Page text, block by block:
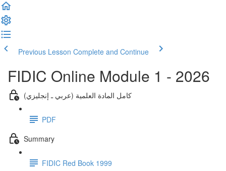
Previous Lesson Complete and Continue
FIDIC Online Module 1 - 2026
كامل المادة العلمية (عربي ـ إنجليزي)
PDF
Summary
FIDIC Red Book 1999